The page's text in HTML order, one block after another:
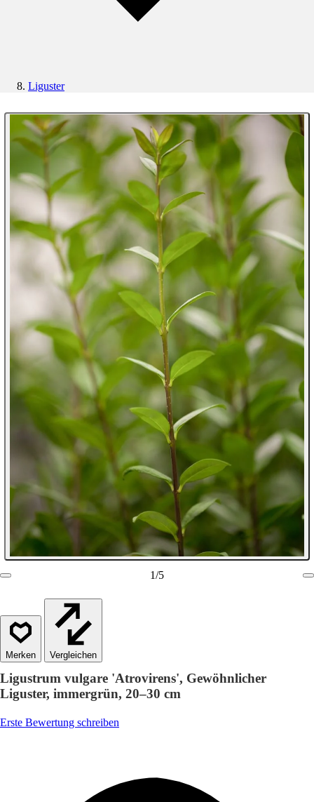
Liguster
1/5
Vergleichen
Ligustrum vulgare 'Atrovirens', Gewöhnlicher
Liguster, immergrün, 20–30 cm
Erste Bewertung schreiben